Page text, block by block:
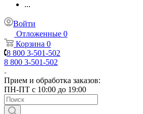
...
Войти
Отложенные 0
Корзина 0
8 800 3-501-502
8 800 3-501-502
Прием и обработка заказов:
ПН-ПТ с 10:00 до 19:00